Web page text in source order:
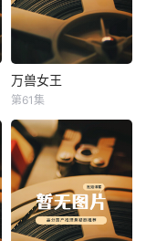
万兽女王
万兽女王
第61集